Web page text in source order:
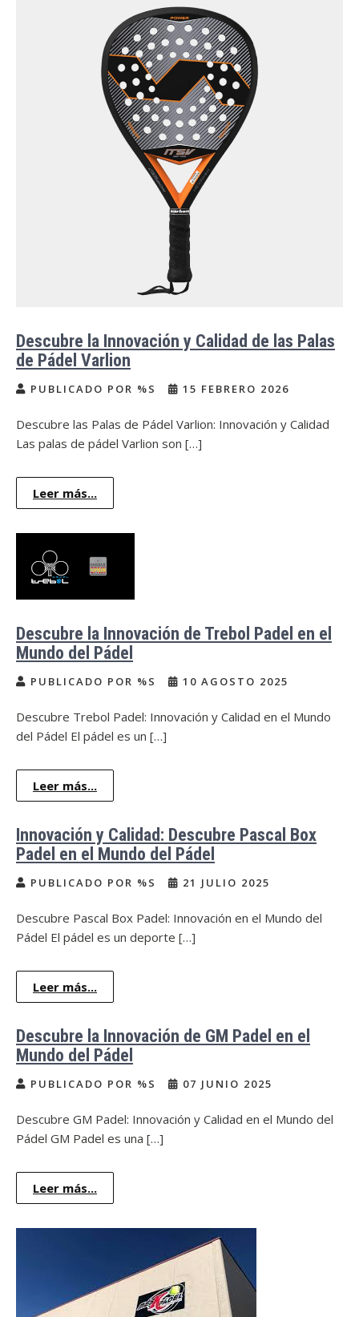
Descubre la Innovación y Calidad de las Palas
de Pádel Varlion
PUBLICADO POR %S 15 FEBRERO 2026
Descubre las Palas de Pádel Varlion: Innovación y Calidad
Las palas de pádel Varlion son […]
Leer más...
Descubre la Innovación de Trebol Padel en el
Mundo del Pádel
PUBLICADO POR %S 10 AGOSTO 2025
Descubre Trebol Padel: Innovación y Calidad en el Mundo
del Pádel El pádel es un […]
Leer más...
Innovación y Calidad: Descubre Pascal Box
Padel en el Mundo del Pádel
PUBLICADO POR %S 21 JULIO 2025
Descubre Pascal Box Padel: Innovación en el Mundo del
Pádel El pádel es un deporte […]
Leer más...
Descubre la Innovación de GM Padel en el
Mundo del Pádel
PUBLICADO POR %S 07 JUNIO 2025
Descubre GM Padel: Innovación y Calidad en el Mundo del
Pádel GM Padel es una […]
Leer más...